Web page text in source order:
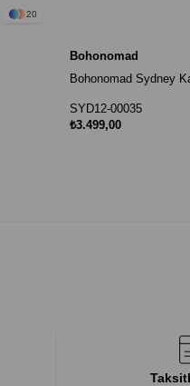
20
Bohonomad
Bohonomad Sydney
SYD12-00035
₺3.499,00